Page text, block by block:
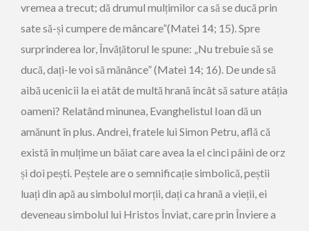
vremea a trecut; dă drumul mulțimilor ca să se ducă prin
sate să-și cumpere de mâncare”(Matei 14; 15). Spre
surprinderea lor, Învățătorul le spune: „Nu trebuie să se
ducă, dați-le voi să mănânce” (Matei 14; 16). De unde să
aibă ucenicii la ei atât de multă hrană încât să sature atâția
oameni? Relatând minunea, Evanghelistul Ioan dă un
amănunt în plus. Andrei, fratele lui Simon Petru, află că
există în mulțime un băiat care avea la el cinci pâini de orz
și doi pești. Peștele are o semnificație simbolică, peștii
luați din apă au simbolul morții, dați ca hrană a vieții, ei
deveneau simbolul lui Hristos Înviat, care prin Înviere a